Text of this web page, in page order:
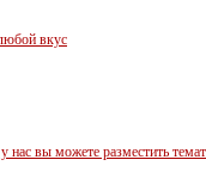
вкус
нас вы можете разместить